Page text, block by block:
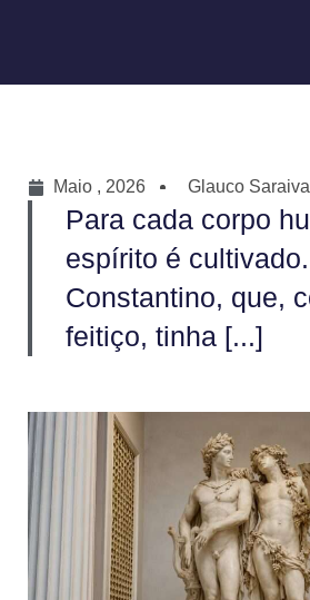
Maio , 2026 Glauco Saraiva
Para cada corpo
espírito é
Constantino, que,
feitiço, tinha [...]